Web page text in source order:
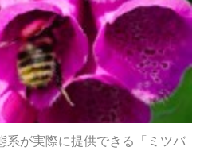
系が実際に提供できる「ミツバ